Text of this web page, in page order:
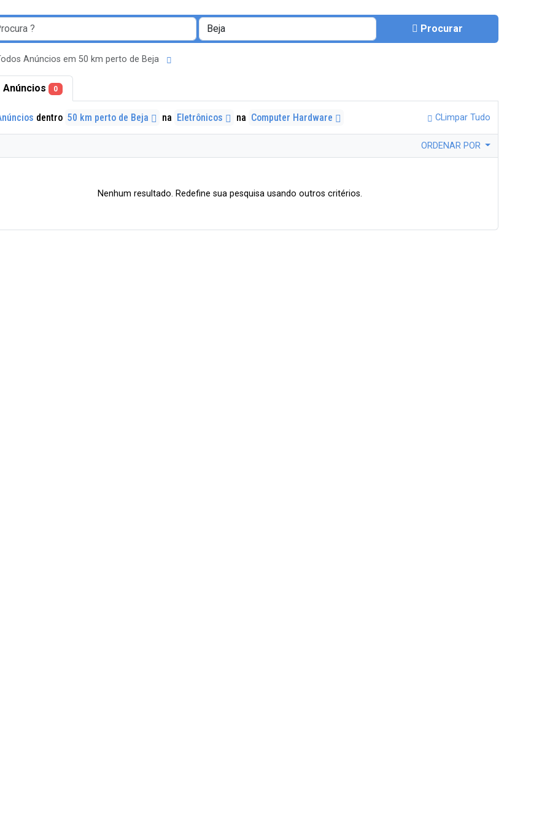
Procurar
Anúncios em 50 km perto de Beja
Anúncios 0
dentro 50 km perto de Beja na Eletrônicos na Computer Hardware CLimpar Tudo
ORDENAR POR
Nenhum resultado. Redefine sua pesquisa usando outros critérios.